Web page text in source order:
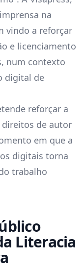
na
vindo a reforçar
e licenciamento
num contexto
digital de
reforçar a
direitos de autor
em que a
digitais torna
trabalho
Literacia